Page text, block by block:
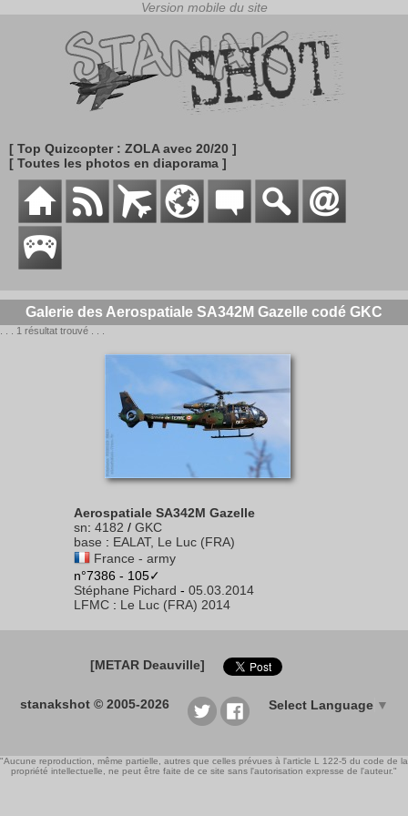
[ Top Quizcopter : ZOLA avec 20/20 ]
[ Toutes les photos en diaporama ]
Galerie des Aerospatiale SA342M Gazelle codé GKC
. . . 1 résultat trouvé . . .
Aerospatiale SA342M Gazelle
sn: 4182 / GKC
base : EALAT, Le Luc (FRA)
France - army
n°7386 - 105✓
Stéphane Pichard - 05.03.2014
LFMC : Le Luc (FRA) 2014
[METAR Deauville]
stanakshot © 2005-2026 Select Language ▼
"Aucune reproduction, même partielle, autres que celles prévues à l'article L 122-5 du code de la
propriété intellectuelle, ne peut être faite de ce site sans l'autorisation expresse de l'auteur."